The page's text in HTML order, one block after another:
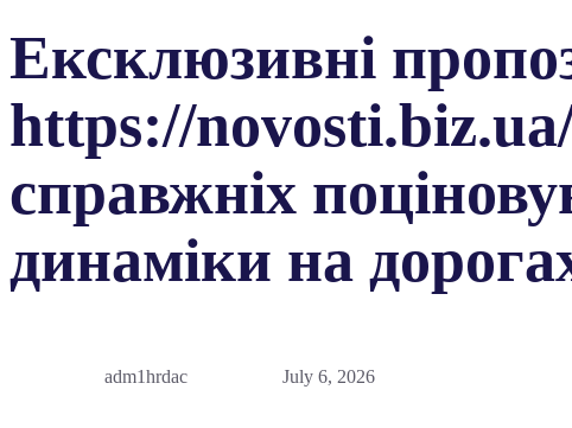
Ексклюзивні
https://
справжніх
динаміки на
adm1hrdac July 6, 2026